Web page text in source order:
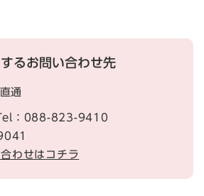
るお問い合わせ先
直通
：088-823-9410
わせはコチラ